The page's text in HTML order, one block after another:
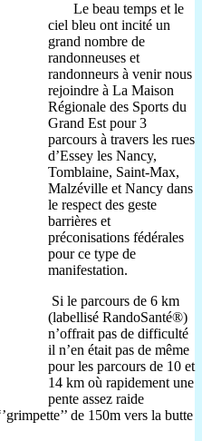
Le beau temps et le
ciel bleu ont incité un
grand nombre de
randonneuses et
randonneurs à venir nous
rejoindre à La Maison
Régionale des Sports du
Grand Est pour 3
parcours à travers les rues
d’Essey les Nancy,
Tomblaine, Saint-Max,
Malzéville et Nancy dans
le respect des geste
barrières et
préconisations fédérales
pour ce type de
manifestation.
Si le parcours de 6 km
(labellisé RandoSanté®)
n’offrait pas de difficulté
il n’en était pas de même
pour les parcours de 10 et
14 km où rapidement une
pente assez raide
de 150m vers la butte